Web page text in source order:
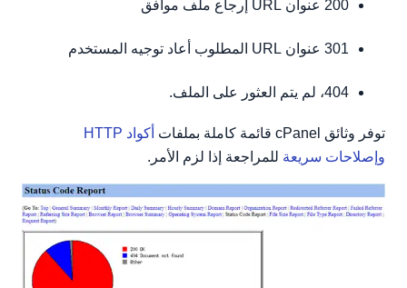
200 عنوان URL إرجاع ملف موافق
301 عنوان URL المطلوب أعاد توجيه المستخدم
404، لم يتم العثور على الملف.
توفر وثائق cPanel قائمة كاملة بملفات
أكواد HTTP
وإصلاحات سريعة للمراجعة إذا لزم الأمر.